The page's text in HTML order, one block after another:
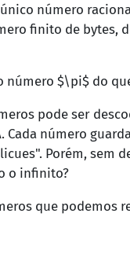
número
finito de bytes,
número $\pi$ do
pode ser
Cada número
Porém, sem
o infinito?
que podemos